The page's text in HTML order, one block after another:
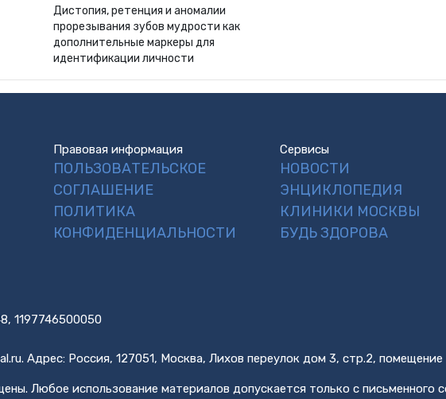
Дистопия, ретенция и аномалии
прорезывания зубов мудрости как
дополнительные маркеры для
идентификации личности
Правовая информация
ПОЛЬЗОВАТЕЛЬСКОЕ
СОГЛАШЕНИЕ
ПОЛИТИКА
КОНФИДЕНЦИАЛЬНОСТИ
Сервисы
НОВОСТИ
ЭНЦИКЛОПЕДИЯ
КЛИНИКИ МОСКВЫ
БУДЬ ЗДОРОВА
1197746500050
Адрес: Россия, 127051, Москва, Лихов переулок дом 3, стр.2, помещение
Любое использование материалов допускается только с письменного